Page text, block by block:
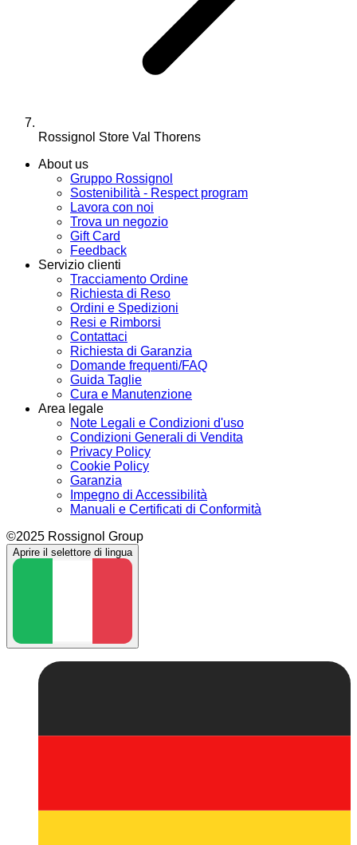
Rossignol Store Val Thorens
About us
Gruppo Rossignol
Sostenibilità - Respect program
Lavora con noi
Trova un negozio
Gift Card
Feedback
Servizio clienti
Tracciamento Ordine
Richiesta di Reso
Ordini e Spedizioni
Resi e Rimborsi
Contattaci
Richiesta di Garanzia
Domande frequenti/FAQ
Guida Taglie
Cura e Manutenzione
Area legale
Note Legali e Condizioni d'uso
Condizioni Generali di Vendita
Privacy Policy
Cookie Policy
Garanzia
Impegno di Accessibilità
Manuali e Certificati di Conformità
©2025 Rossignol Group
Aprire il selettore di lingua